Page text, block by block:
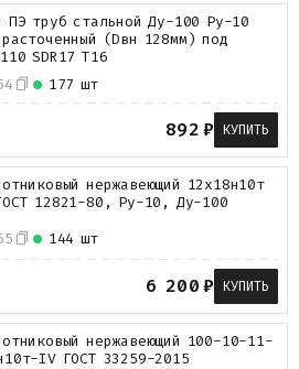
177 шт
ПЭ труб стальной Ду-100 Ру-10
(Dвн 128мм) под
SDR17 Т16
892₽ КУПИТЬ
144 шт
нержавеющий 12х18н10т
12821-80, Ру-10, Ду-100
6 200₽ КУПИТЬ
нержавеющий 100-10-11-
IV ГОСТ 33259-2015